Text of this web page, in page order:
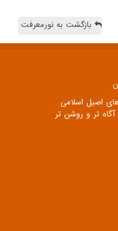
بازگشت به نورمعرفت
اصیل اسلامی
تر و روشن تر